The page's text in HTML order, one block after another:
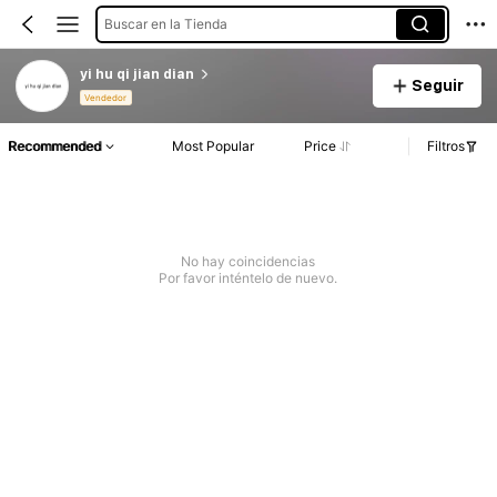
Buscar en la Tienda
yi hu qi jian dian
Vendedor
Seguir
Recommended Most Popular Price Filtros
No hay coincidencias
Por favor inténtelo de nuevo.